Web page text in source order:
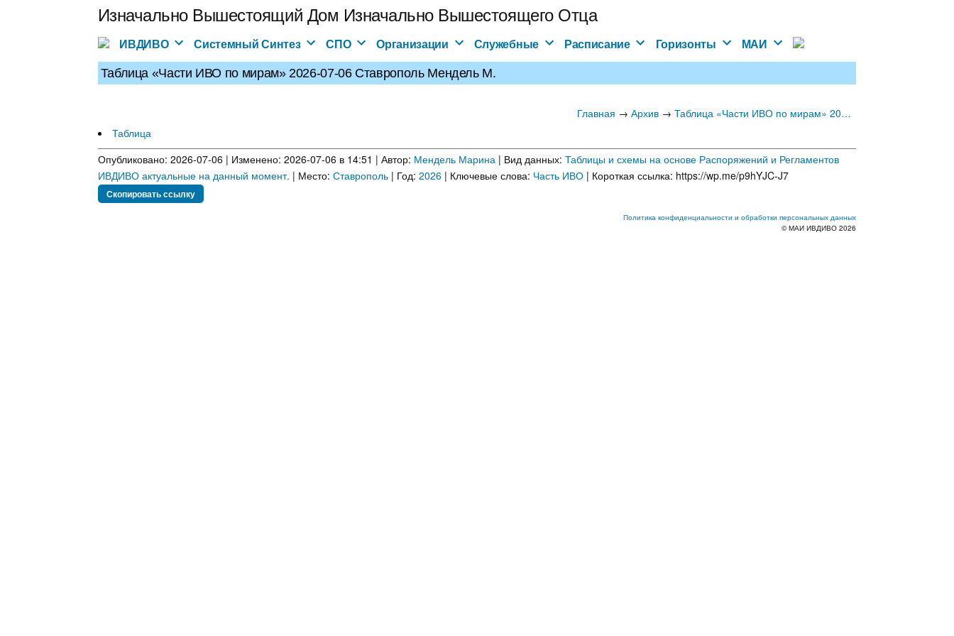
Перейти
к
содержимому
Изначально Вышестоящий Дом Изначально Вышестоящего Отца
ИВДИВО Системный Синтез СПО Организации Служебные Расписание Горизонты МАИ
Таблица «Части ИВО по мирам» 2026-07-06 Ставрополь Мендель М.
Главная →Архив →
Таблица «Части ИВО по мирам» 2026-07-06 Ставрополь Мендель М.
Таблица
Опубликовано: 2026-07-06 | Изменено: 2026-07-06 в 14:51 | Автор: Мендель Марина | Вид данных: Таблицы и схемы на основе Распоряжений и Регламентов
ИВДИВО актуальные на данный момент. | Место: Ставрополь| Год: 2026| Ключевые слова: Часть ИВО| Короткая ссылка:
Скопировать ссылку
Политика конфиденциальности и обработки персональных данных
© МАИ ИВДИВО 2026